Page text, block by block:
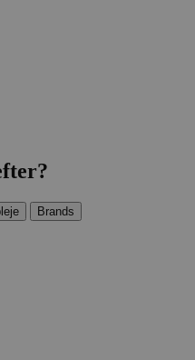
Brands